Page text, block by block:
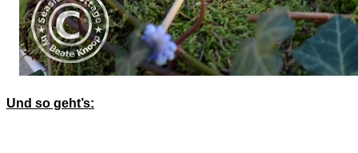
Und so geht’s: